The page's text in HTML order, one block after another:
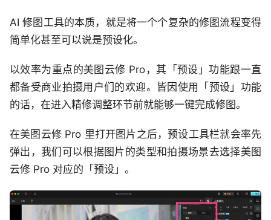
AI 修图工具的本质，就是将一个个复杂的修图流程变得
简单化甚至可以说是预设化。
以效率为重点的美图云修 Pro，其「预设」功能跟一直
都备受商业拍摄用户们的欢迎。皆因使用「预设」功能
的话，在进入精修调整环节前就能够一键完成修图。
在美图云修 Pro 里打开图片之后，预设工具栏就会率先
弹出，我们可以根据图片的类型和拍摄场景去选择美图
云修 Pro 对应的「预设」。